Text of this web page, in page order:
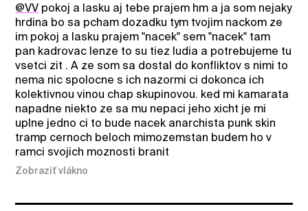
@VV pokoj a lasku aj tebe prajem hm a ja som nejaky
hrdina bo sa pcham dozadku tym tvojim nackom ze
im pokoj a lasku prajem "nacek" sem "nacek" tam
pan kadrovac lenze to su tiez ludia a potrebujeme tu
vsetci zit . A ze som sa dostal do konfliktov s nimi to
nema nic spolocne s ich nazormi ci dokonca ich
kolektivnou vinou chap skupinovou. ked mi kamarata
napadne niekto ze sa mu nepaci jeho xicht je mi
uplne jedno ci to bude nacek anarchista punk skin
tramp cernoch beloch mimozemstan budem ho v
ramci svojich moznosti branit
Zobraziť vlákno